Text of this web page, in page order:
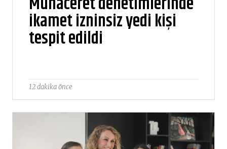
ikamet izninsiz yedi kişi
tespit edildi
12 dakika önce